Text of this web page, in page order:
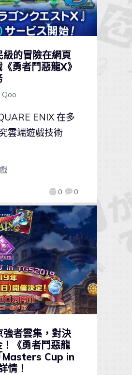
級的冒險在網頁
勇者鬥惡龍X》
Qoo
0 0
ENIX 在多
雲端遊戲技術
強者雲集，對決
《勇者鬥惡龍
Masters Cup in
情！